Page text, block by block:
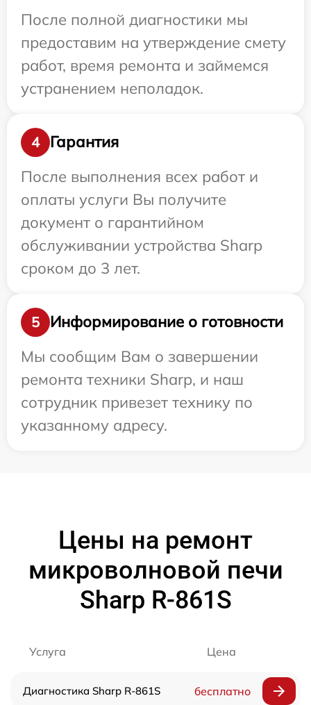
После полной диагностики мы
предоставим на утверждение смету
работ, время ремонта и займемся
устранением неполадок.
4
Гарантия
После выполнения всех работ и
оплаты услуги Вы получите
документ о гарантийном
обслуживании устройства Sharp
сроком до 3 лет.
5
Информирование о готовности
Мы сообщим Вам о завершении
ремонта техники Sharp, и наш
сотрудник привезет технику по
указанному адресу.
Цены на ремонт
микроволновой печи
Sharp R-861S
Услуга Цена
Диагностика Sharp R-861S бесплатно